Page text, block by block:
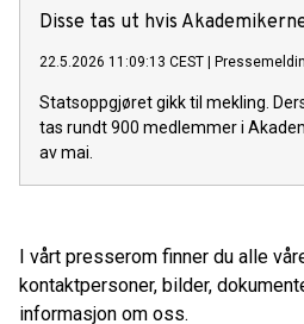
Disse tas ut hvis
22.5.2026 11:09:13 CEST
Statsoppgjøret gikk til mekling.
tas rundt 900 medlemmer i
av mai.
I vårt presserom finner du alle
kontaktpersoner, bilder,
informasjon om oss.